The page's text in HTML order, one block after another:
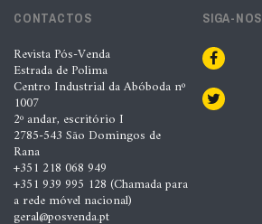
CONTACTOS
Revista Pós-Venda
Estrada de Polima
Centro Industrial da Abóboda nº
1007
2º andar, escritório I
2785-543 São Domingos de
Rana
+351 218 068 949
+351 939 995 128 (Chamada para
a rede móvel nacional)
geral@posvenda.pt
SIGA-NOS